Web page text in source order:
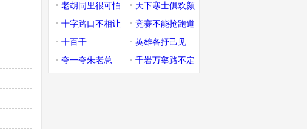
老胡同里很可怕
天下寒士俱欢颜
十字路口不相让
竞赛不能抢跑道
十百千
英雄各抒己见
夸一夸朱老总
千岩万壑路不定